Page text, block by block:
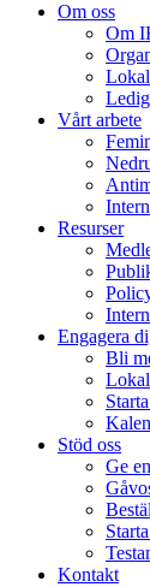
Om oss
Om
Vårt arbete
Resurser
Engagera
Bli
Stöd oss
Ge
Kontakt